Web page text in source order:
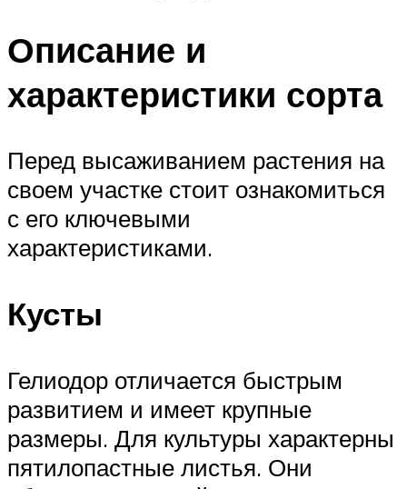
Описание и
характеристики сорта
Перед высаживанием растения на
своем участке стоит ознакомиться
с его ключевыми
характеристиками.
Кусты
Гелиодор отличается быстрым
развитием и имеет крупные
размеры. Для культуры характерны
пятилопастные листья. Они